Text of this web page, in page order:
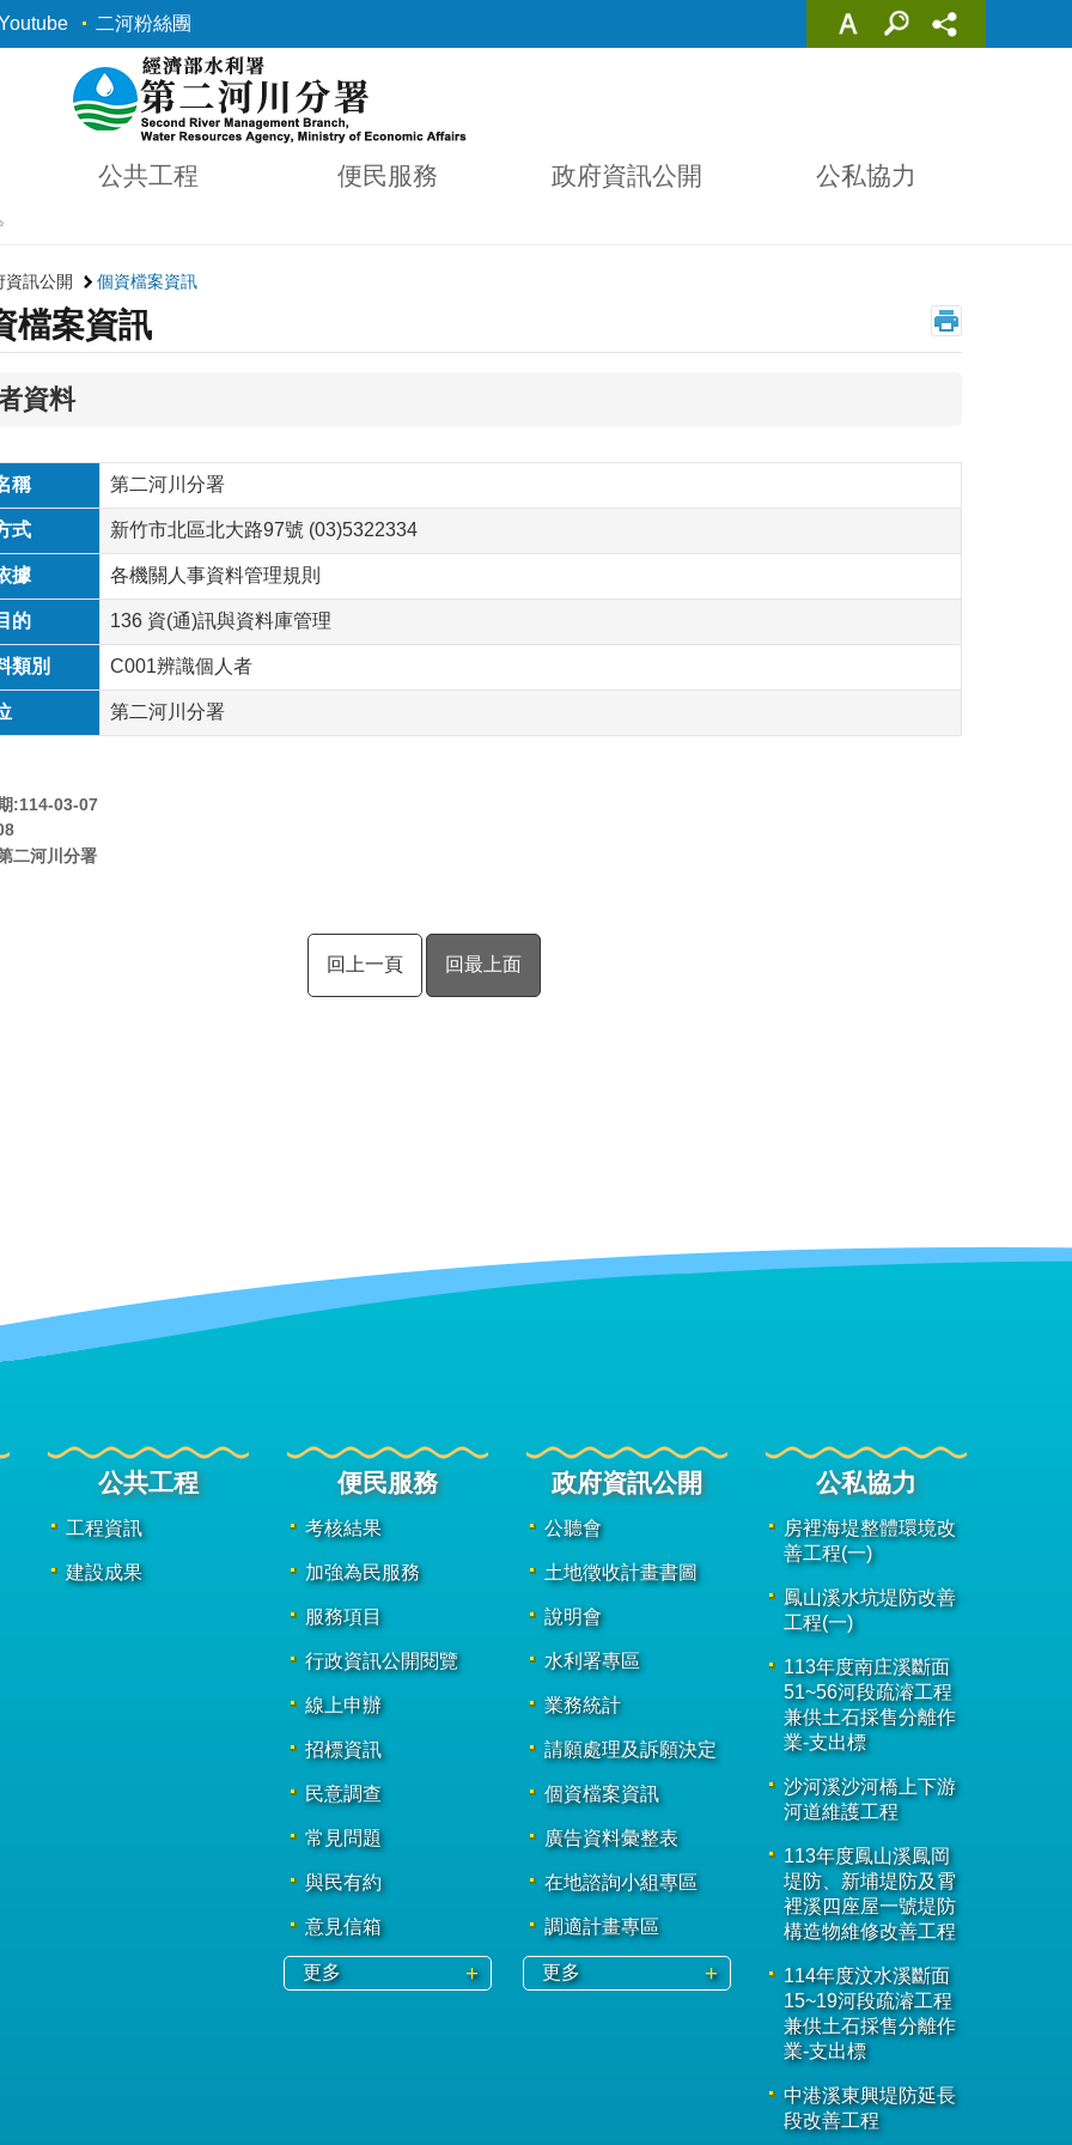
二河粉絲團
公共工程 便民服務 政府資訊公開
公私協力
資訊公開 個資檔案資訊
檔案資訊
資料
稱 第二河川分署
式 新竹市北區北大路97號 (03)5322334
據 各機關人事資料管理規則
的 136 資(通)訊與資料庫管理
類別 C001辨識個人者
第二河川分署
:114-03-07
二河川分署
回上一頁 回最上面
公共工程
工程資訊
建設成果
便民服務
考核結果
加強為民服務
服務項目
行政資訊公開閱覽
線上申辦
招標資訊
民意調查
常見問題
與民有約
意見信箱
更多
政府資訊公開
公聽會
土地徵收計畫書圖
說明會
水利署專區
業務統計
請願處理及訴願決定
個資檔案資訊
廣告資料彙整表
在地諮詢小組專區
調適計畫專區
更多
公私協力
房裡海堤整體環境改
善工程(一)
鳳山溪水坑堤防改善
工程(一)
113年度南庄溪斷面
51~56河段疏濬工程
兼供土石採售分離作
業-支出標
沙河溪沙河橋上下游
河道維護工程
113年度鳳山溪鳳岡
堤防、新埔堤防及霄
裡溪四座屋一號堤防
構造物維修改善工程
114年度汶水溪斷面
15~19河段疏濬工程
兼供土石採售分離作
業-支出標
中港溪東興堤防延長
段改善工程